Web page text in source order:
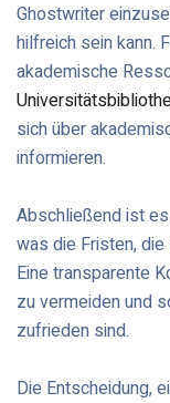
Ghostwriter
hilfreich sein kann.
akademische
sich über
informieren.
Abschließend ist
was die Fristen,
Eine transparente
zu vermeiden und
zufrieden sind.
Die Entscheidung,